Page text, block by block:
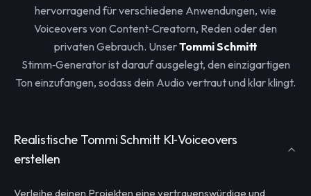
hervorragend für verschiedene Anwendungen, wie
Voiceovers von Content‑Creatorn, Reden oder den
privaten Gebrauch. UnserTommi Schmitt
Stimm‑Generator ist darauf ausgelegt, den einzigartigen
Ton einzufangen, sodass dein Audio vertraut und klar klingt.
Realistische Tommi Schmitt KI‑Voiceovers
erstellen
Verleihe deinen Projekten eine vertrauenswürdige und